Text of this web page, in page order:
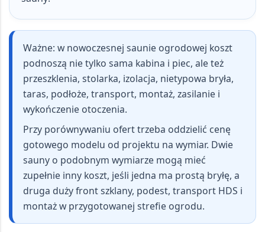
Ważne: w nowoczesnej saunie ogrodowej koszt
podnoszą nie tylko sama kabina i piec, ale też
przeszklenia, stolarka, izolacja, nietypowa bryła,
taras, podłoże, transport, montaż, zasilanie i
wykończenie otoczenia.
Przy porównywaniu ofert trzeba oddzielić cenę
gotowego modelu od projektu na wymiar. Dwie
sauny o podobnym wymiarze mogą mieć
zupełnie inny koszt, jeśli jedna ma prostą bryłę, a
druga duży front szklany, podest, transport HDS i
montaż w przygotowanej strefie ogrodu.